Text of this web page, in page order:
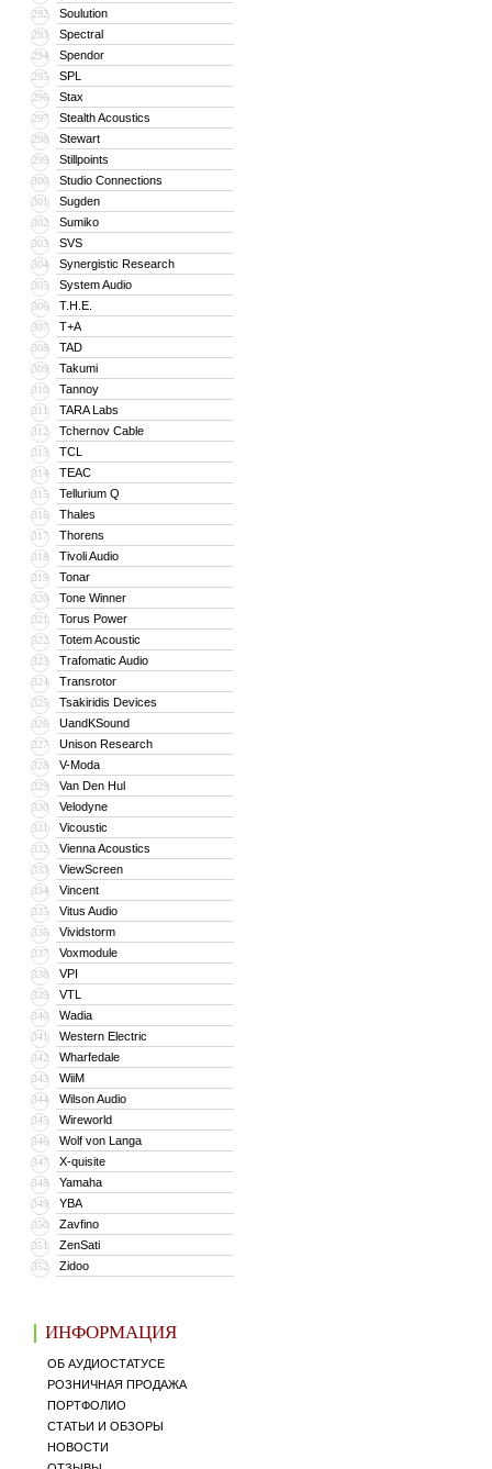
292 Soulution
293 Spectral
294 Spendor
295 SPL
296 Stax
297 Stealth Acoustics
298 Stewart
299 Stillpoints
300 Studio Connections
301 Sugden
302 Sumiko
303 SVS
304 Synergistic Research
305 System Audio
306 T.H.E.
307 T+A
308 TAD
309 Takumi
310 Tannoy
311 TARA Labs
312 Tchernov Cable
313 TCL
314 TEAC
315 Tellurium Q
316 Thales
317 Thorens
318 Tivoli Audio
319 Tonar
320 Tone Winner
321 Torus Power
322 Totem Acoustic
323 Trafomatic Audio
324 Transrotor
325 Tsakiridis Devices
326 UandKSound
327 Unison Research
328 V-Moda
329 Van Den Hul
330 Velodyne
331 Vicoustic
332 Vienna Acoustics
333 ViewScreen
334 Vincent
335 Vitus Audio
336 Vividstorm
337 Voxmodule
338 VPI
339 VTL
340 Wadia
341 Western Electric
342 Wharfedale
343 WiiM
344 Wilson Audio
345 Wireworld
346 Wolf von Langa
347 X-quisite
348 Yamaha
349 YBA
350 Zavfino
351 ZenSati
352 Zidoo
ИНФОРМАЦИЯ
ОБ АУДИОСТАТУСЕ
РОЗНИЧНАЯ ПРОДАЖА
ПОРТФОЛИО
СТАТЬИ И ОБЗОРЫ
НОВОСТИ